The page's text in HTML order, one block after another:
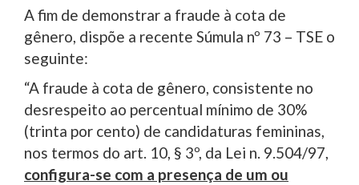
A fim de demonstrar a fraude à cota de
gênero, dispõe a recente Súmula nº 73 – TSE o
seguinte:
“A fraude à cota de gênero, consistente no
desrespeito ao percentual mínimo de 30%
(trinta por cento) de candidaturas femininas,
nos termos do art. 10, § 3º, da Lei n. 9.504/97,
configura-se com a presença de um ou